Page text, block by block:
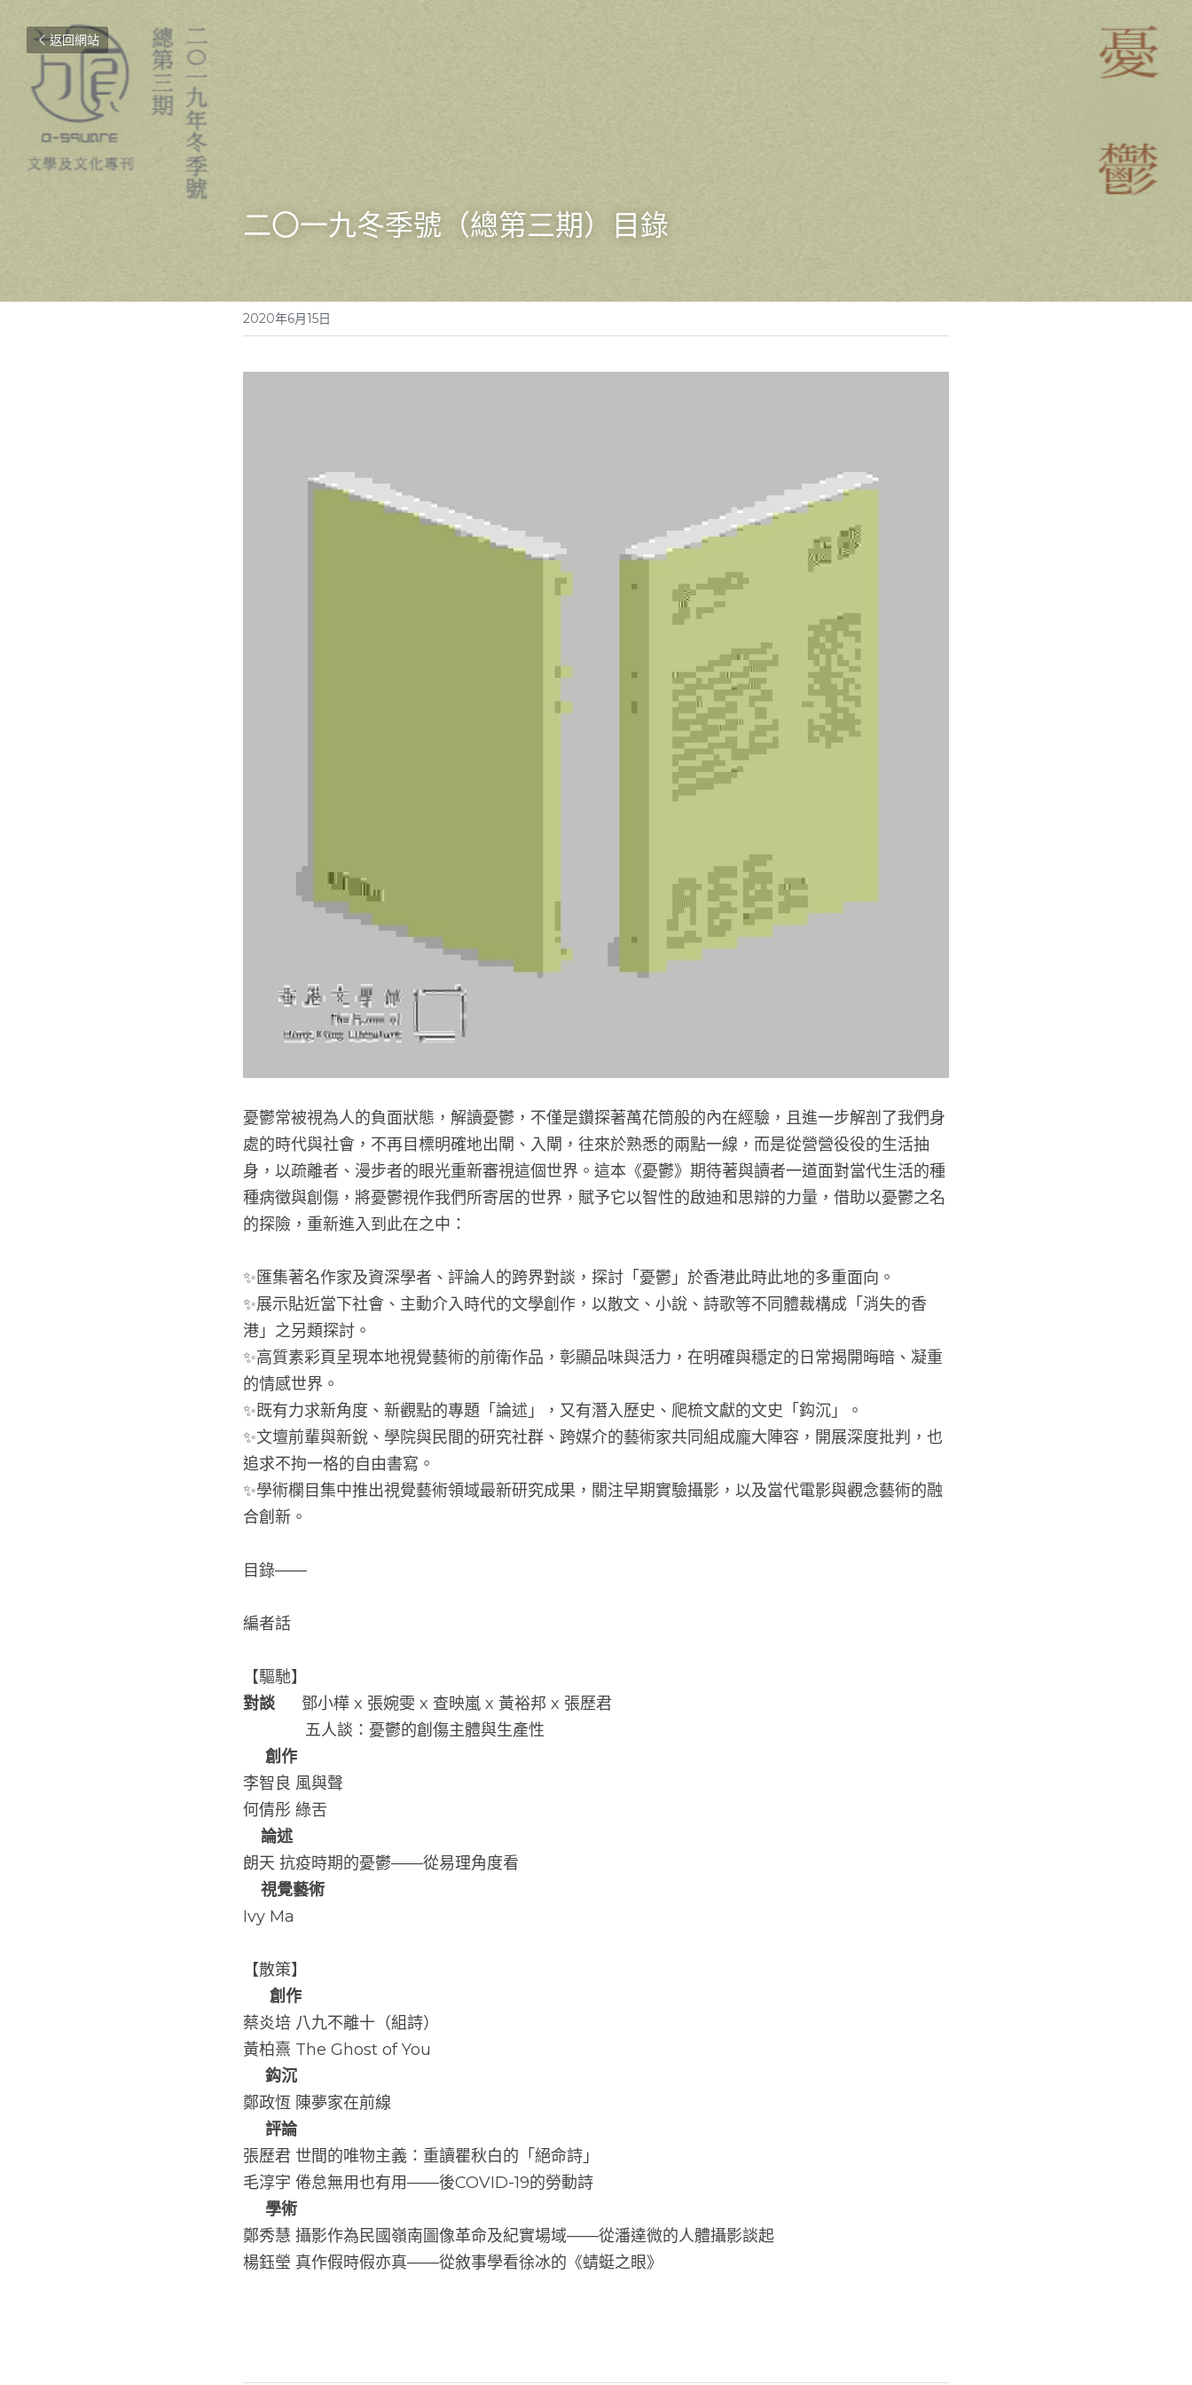
返回網站
二〇一九冬季號（總第三期）目錄
2020年6月15日
憂鬱常被視為人的負面狀態，解讀憂鬱，不僅是鑽探著萬花筒般的內在經驗，且進一步解剖了我們身
處的時代與社會，不再目標明確地出閘、入閘，往來於熟悉的兩點一線，而是從營營役役的生活抽
身，以疏離者、漫步者的眼光重新審視這個世界。這本《憂鬱》期待著與讀者一道面對當代生活的種
種病徵與創傷，將憂鬱視作我們所寄居的世界，賦予它以智性的啟迪和思辯的力量，借助以憂鬱之名
的探險，重新進入到此在之中：
✨匯集著名作家及資深學者、評論人的跨界對談，探討「憂鬱」於香港此時此地的多重面向。
✨展示貼近當下社會、主動介入時代的文學創作，以散文、小說、詩歌等不同體裁構成「消失的香
港」之另類探討。
✨高質素彩頁呈現本地視覺藝術的前衛作品，彰顯品味與活力，在明確與穩定的日常揭開晦暗、凝重
的情感世界。
✨既有力求新角度、新觀點的專題「論述」，又有潛入歷史、爬梳文獻的文史「鈎沉」。
✨文壇前輩與新銳、學院與民間的研究社群、跨媒介的藝術家共同組成龐大陣容，開展深度批判，也
追求不拘一格的自由書寫。
✨學術欄目集中推出視覺藝術領域最新研究成果，關注早期實驗攝影，以及當代電影與觀念藝術的融
合創新。
目錄——
編者話
【驅馳】
對談
      鄧小樺 x 張婉雯 x 查映嵐 x 黃裕邦 x 張歷君
              五人談：憂鬱的創傷主體與生產性
創作
李智良 風與聲
何倩彤 綠舌
論述
朗天 抗疫時期的憂鬱——從易理角度看
視覺藝術
Ivy Ma
【散策】
創作
蔡炎培 八九不離十（組詩）
黃柏熹 The Ghost of You
鈎沉
鄭政恆 陳夢家在前線
評論
張歷君 世間的唯物主義：重讀瞿秋白的「絕命詩」
毛淳宇 倦怠無用也有用——後COVID-19的勞動詩
學術
鄭秀慧 攝影作為民國嶺南圖像革命及紀實場域——從潘達微的人體攝影談起
楊鈺瑩 真作假時假亦真——從敘事學看徐冰的《蜻蜓之眼》